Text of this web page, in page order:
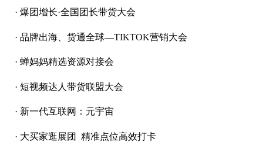
· 爆团增长·全国团长带货大会
· 品牌出海、货通全球—TIKTOK营销大会
· 蝉妈妈精选资源对接会
· 短视频达人带货联盟大会
· 新一代互联网：元宇宙
· 大买家逛展团 精准点位高效打卡